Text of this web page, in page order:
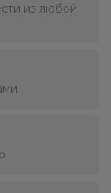
из любой